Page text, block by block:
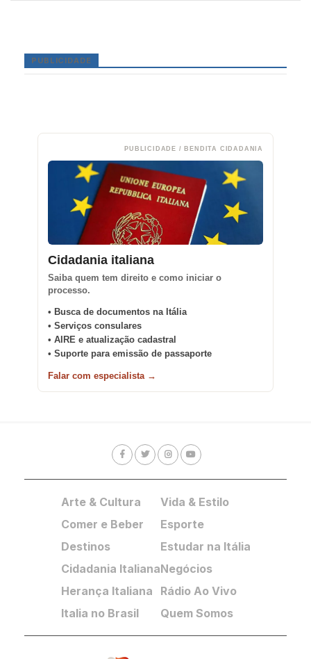
PUBLICIDADE
PUBLICIDADE / BENDITA CIDADANIA
Cidadania italiana
Saiba quem tem direito e como iniciar o
processo.
• Busca de documentos na Itália
• Serviços consulares
• AIRE e atualização cadastral
• Suporte para emissão de passaporte
Falar com especialista →
Arte & Cultura
Comer e Beber
Destinos
Cidadania Italiana
Herança Italiana
Italia no Brasil
Vida & Estilo
Esporte
Estudar na Itália
Negócios
Rádio Ao Vivo
Quem Somos